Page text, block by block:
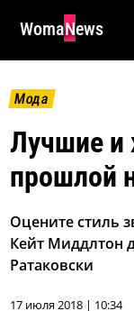
WomaNews
Мода
Лучшие и
прошлой
Оцените стиль
Кейт Миддлтон
Ратаковски
17 июля 2018 | 10:34